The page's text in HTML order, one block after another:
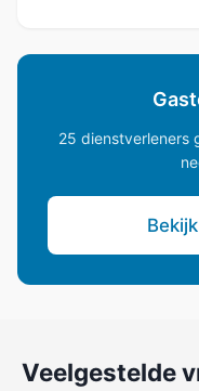
25 dienstverleners
Veelgestelde